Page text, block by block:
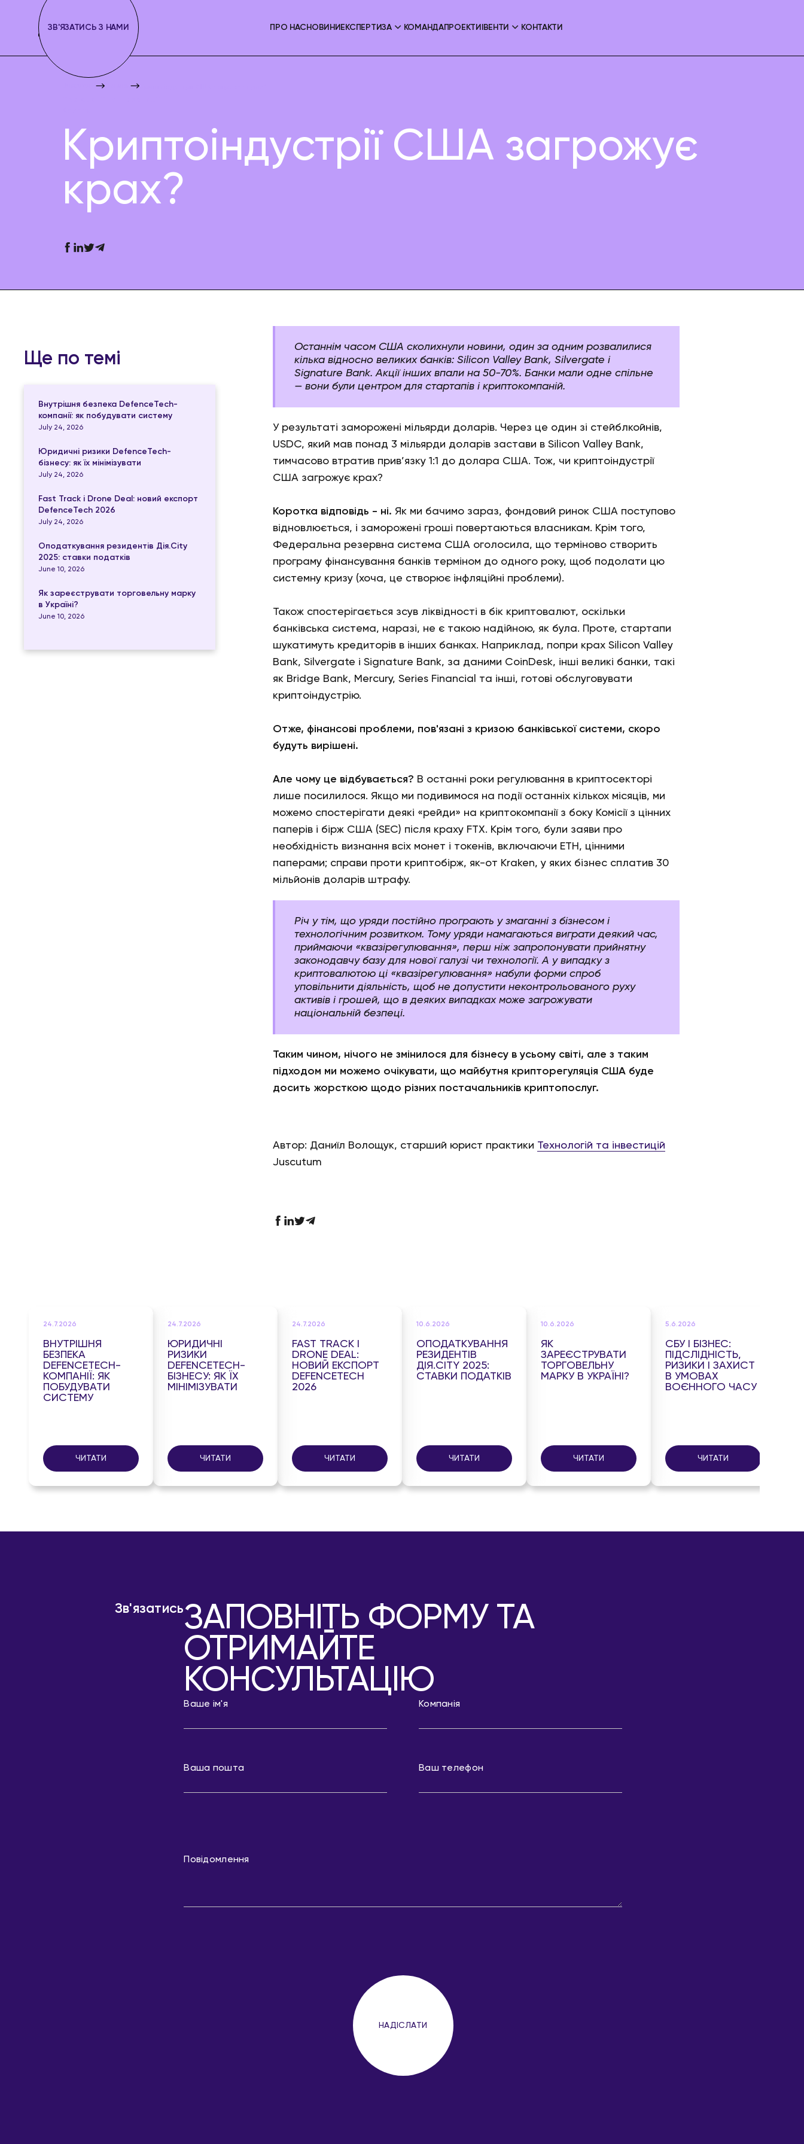
ПРО НАС НОВИНИ ЕКСПЕРТИЗА КОМАНДАПРОЕКТИ ІВЕНТИ КОНТАКТИ
ЗВ'ЯЗАТИСЬ З НАМИ
Криптоіндустрії США загрожує
крах?
Ще по темі
Внутрішня безпека DefenceTech-
компанії: як побудувати систему
July 24, 2026
Юридичні ризики DefenceTech-
бізнесу: як їх мінімізувати
July 24, 2026
Fast Track і Drone Deal: новий експорт
DefenceTech 2026
July 24, 2026
Оподаткування резидентів Дія.City
2025: ставки податків
June 10, 2026
Як зареєструвати торговельну марку
в Україні?
June 10, 2026
Останнім часом США сколихнули новини, один за одним розвалилися
кілька відносно великих банків: Silicon Valley Bank, Silvergate і
Signature Bank. Акції інших впали на 50-70%. Банки мали одне спільне
— вони були центром для стартапів і криптокомпаній.
У результаті заморожені мільярди доларів. Через це один зі стейблкойнів,
USDC, який мав понад 3 мільярди доларів застави в Silicon Valley Bank,
тимчасово втратив прив’язку 1:1 до долара США. Тож, чи криптоіндустрії
США загрожує крах?
Коротка відповідь - ні. Як ми бачимо зараз, фондовий ринок США поступово
відновлюється, і заморожені гроші повертаються власникам. Крім того,
Федеральна резервна система США оголосила, що терміново створить
програму фінансування банків терміном до одного року, щоб подолати цю
системну кризу (хоча, це створює інфляційні проблеми).
Також спостерігається зсув ліквідності в бік криптовалют, оскільки
банківська система, наразі, не є такою надійною, як була. Проте, стартапи
шукатимуть кредиторів в інших банках. Наприклад, попри крах Silicon Valley
Bank, Silvergate і Signature Bank, за даними CoinDesk, інші великі банки, такі
як Bridge Bank, Mercury, Series Financial та інші, готові обслуговувати
криптоіндустрію.
Отже, фінансові проблеми, пов'язані з кризою банківської системи, скоро
будуть вирішені.
Але чому це відбувається? В останні роки регулювання в криптосекторі
лише посилилося. Якщо ми подивимося на події останніх кількох місяців, ми
можемо спостерігати деякі «рейди» на криптокомпанії з боку Комісії з цінних
паперів і бірж США (SEC) після краху FTX. Крім того, були заяви про
необхідність визнання всіх монет і токенів, включаючи ETH, цінними
паперами; справи проти криптобірж, як-от Kraken, у яких бізнес сплатив 30
мільйонів доларів штрафу.
Річ у тім, що уряди постійно програють у змаганні з бізнесом і
технологічним розвитком. Тому уряди намагаються виграти деякий час,
приймаючи «квазірегулювання», перш ніж запропонувати прийнятну
законодавчу базу для нової галузі чи технології. А у випадку з
криптовалютою ці «квазірегулювання» набули форми спроб
уповільнити діяльність, щоб не допустити неконтрольованого руху
активів і грошей, що в деяких випадках може загрожувати
національній безпеці.
Таким чином, нічого не змінилося для бізнесу в усьому світі, але з таким
підходом ми можемо очікувати, що майбутня крипторегуляція США буде
досить жорсткою щодо різних постачальників криптопослуг.
Автор: Даниїл Волощук, старший юрист практики Технологій та інвестицій
Juscutum
24.7.2026
ВНУТРІШНЯ
БЕЗПЕКА
DEFENCETECH-
КОМПАНІЇ: ЯК
ПОБУДУВАТИ
СИСТЕМУ
ЧИТАТИ
24.7.2026
ЮРИДИЧНІ
РИЗИКИ
DEFENCETECH-
БІЗНЕСУ: ЯК ЇХ
МІНІМІЗУВАТИ
ЧИТАТИ
24.7.2026
FAST TRACK І
DRONE DEAL:
НОВИЙ ЕКСПОРТ
DEFENCETECH
2026
ЧИТАТИ
10.6.2026
ОПОДАТКУВАННЯ
РЕЗИДЕНТІВ
ДІЯ.CITY 2025:
СТАВКИ ПОДАТКІВ
ЧИТАТИ
10.6.2026
ЯК
ЗАРЕЄСТРУВАТИ
ТОРГОВЕЛЬНУ
МАРКУ В УКРАЇНІ?
ЧИТАТИ
5.6.2026
СБУ І БІЗНЕС:
ПІДСЛІДНІСТЬ,
РИЗИКИ І ЗАХИСТ
В УМОВАХ
ВОЄННОГО ЧАСУ
ЧИТАТИ
Зв'язатисьЗАПОВНІТЬ ФОРМУ ТА
ОТРИМАЙТЕ
КОНСУЛЬТАЦІЮ